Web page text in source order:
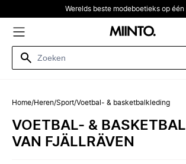
Werelds beste modeboetieks op één
Home/Heren/Sport/Voetbal- & basketbalkleding
VOETBAL- &
VAN FJÄLLRÄVEN